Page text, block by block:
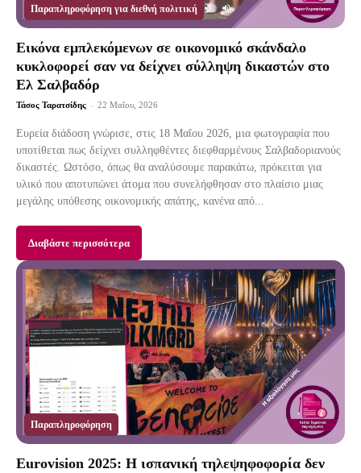
Παραπληροφόρηση για διεθνή πολιτική
Εικόνα εμπλεκόμενων σε οικονομικό σκάνδαλο
κυκλοφορεί σαν να δείχνει σύλληψη δικαστών στο
Ελ Σαλβαδόρ
Τάσος Ταρατσίδης - 22 Μαΐου, 2026
Ευρεία διάδοση γνώρισε, στις 18 Μαΐου 2026, μια φωτογραφία που
υποτίθεται πως δείχνει συλληφθέντες διεφθαρμένους Σαλβαδοριανούς
δικαστές. Ωστόσο, όπως θα αναλύσουμε παρακάτω, πρόκειται για
υλικό που αποτυπώνει άτομα που συνελήφθησαν στο πλαίσιο μιας
μεγάλης υπόθεσης οικονομικής απάτης, κανένα από...
Διαβάστε περισσότερα
Παραπληροφόρηση
Eurovision 2025: Η ισπανική τηλεψηφοφορία δεν